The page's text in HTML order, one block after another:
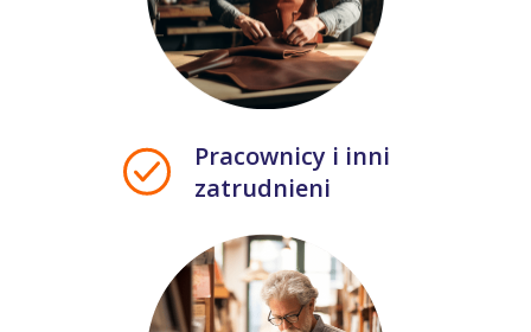
Pracownicy i inni
zatrudnieni